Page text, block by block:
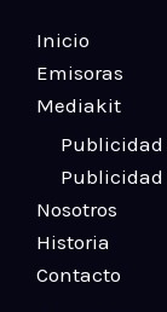
Inicio
Emisoras
Mediakit
Publicidad
Nosotros
Historia
Contacto